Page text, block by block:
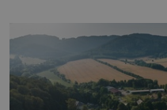
Je to opravdu tak, s
rozhodla stávkovat.